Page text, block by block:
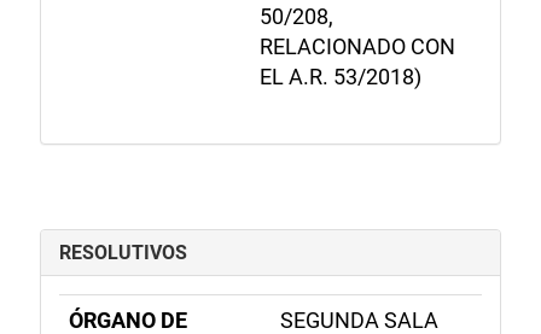
50/208,
RELACIONADO CON
EL A.R. 53/2018)
RESOLUTIVOS
ÓRGANO DE
SEGUNDA SALA